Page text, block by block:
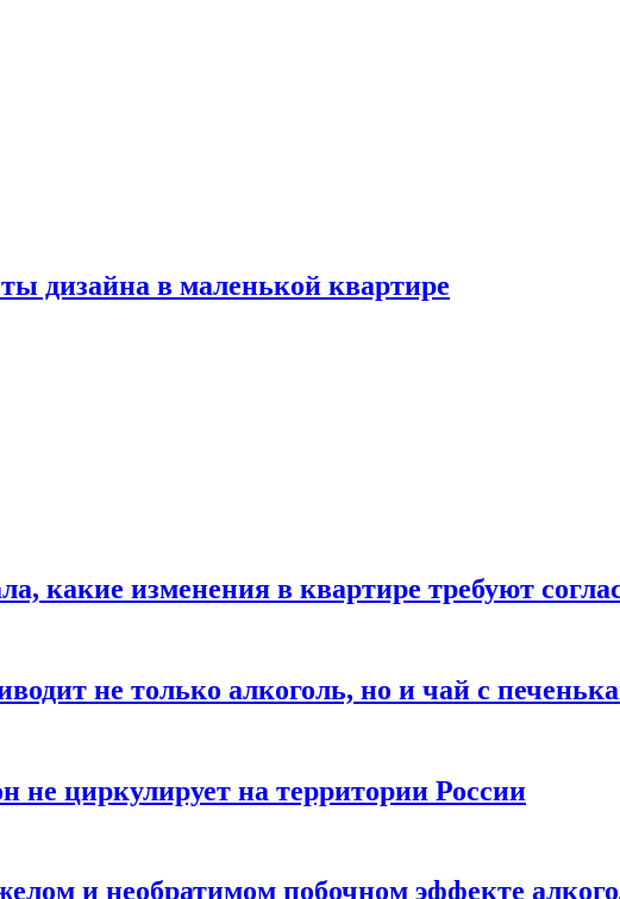
дизайна в маленькой квартире
какие изменения в квартире требуют
не только алкоголь, но и чай с
не циркулирует на территории России
и необратимом побочном эффекте